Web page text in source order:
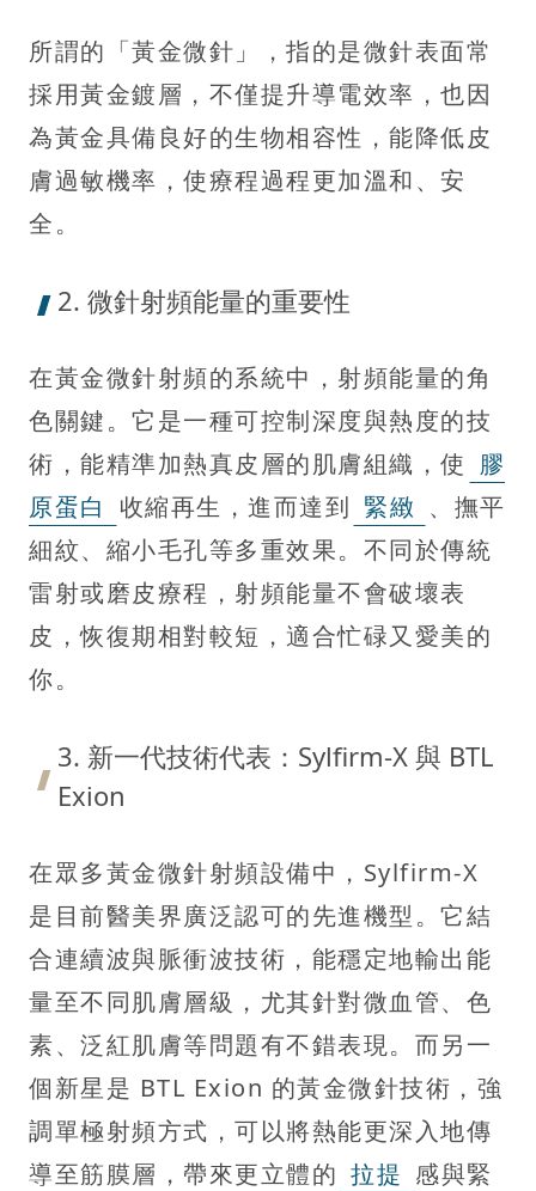
所謂的「黃金微針」，指的是微針表面常
採用黃金鍍層，不僅提升導電效率，也因
為黃金具備良好的生物相容性，能降低皮
膚過敏機率，使療程過程更加溫和、安
全。
2. 微針射頻能量的重要性
在黃金微針射頻的系統中，射頻能量的角
色關鍵。它是一種可控制深度與熱度的技
術，能精準加熱真皮層的肌膚組織，使 膠
原蛋白 收縮再生，進而達到 緊緻 、撫平
細紋、縮小毛孔等多重效果。不同於傳統
雷射或磨皮療程，射頻能量不會破壞表
皮，恢復期相對較短，適合忙碌又愛美的
你。
3. 新一代技術代表：Sylfirm-X 與 BTL
Exion
在眾多黃金微針射頻設備中，Sylfirm-X
是目前醫美界廣泛認可的先進機型。它結
合連續波與脈衝波技術，能穩定地輸出能
量至不同肌膚層級，尤其針對微血管、色
素、泛紅肌膚等問題有不錯表現。而另一
個新星是 BTL Exion 的黃金微針技術，強
調單極射頻方式，可以將熱能更深入地傳
導至筋膜層，帶來更立體的 拉提 感與緊